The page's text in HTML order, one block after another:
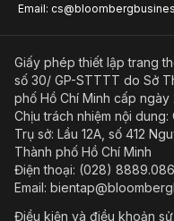
Email:
Giấy phép thiết lập trang
số 30/ GP-STTTT do Sở
phố Hồ Chí Minh cấp ngày
Chịu trách nhiệm nội dung:
Trụ sở: Lầu 12A, số 412
Thành phố Hồ Chí Minh
Điện thoại: (028)
Email:
Điều kiện và điều khoản